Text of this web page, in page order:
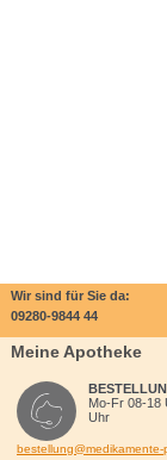
Wir sind für Sie da:
09280-9844 44
Meine Apotheke
Mo-Fr 08-18
Uhr
bestellung@medikamente-